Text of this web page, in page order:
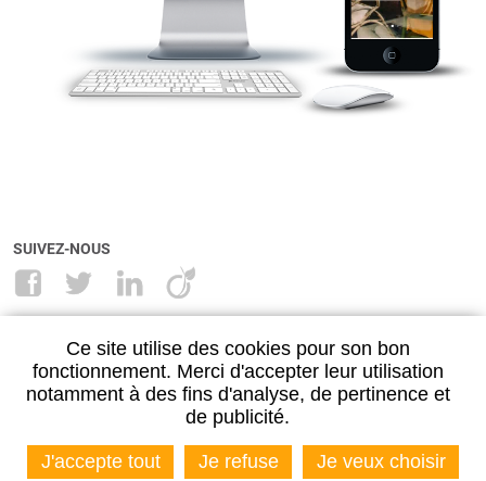
SUIVEZ-NOUS
NANCY
28, rue Maréchal Lyautey
54500 VANDŒUVRE-LÈS-NANCY
03 83 27 29 00
METZ
11 place Jean Paul II
57000 METZ
03 87 30 55 89
NOUS CONTACTER
Ce site utilise des cookies pour son bon
fonctionnement. Merci d'accepter leur utilisation
notamment à des fins d'analyse, de pertinence et
de publicité.
J'accepte tout Je refuse Je veux choisir